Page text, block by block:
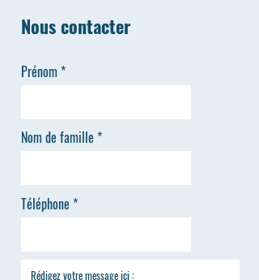
Nous contacter
Prénom
Nom de famille
Téléphone